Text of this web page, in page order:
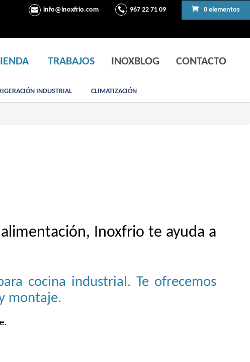
info@inoxfrio.com 967 22 71 09 0 elementos
TRABAJOS INOXBLOG CONTACTO
INDUSTRIAL CLIMATIZACIÓN
Inoxfrio te ayuda a
cocina industrial. Te ofrecemos
montaje.